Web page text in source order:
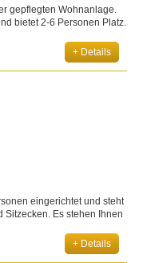
gepflegten Wohnanlage.
bietet 2-6 Personen Platz.
+ Details
eingerichtet und steht
Sitzecken. Es stehen Ihnen
+ Details